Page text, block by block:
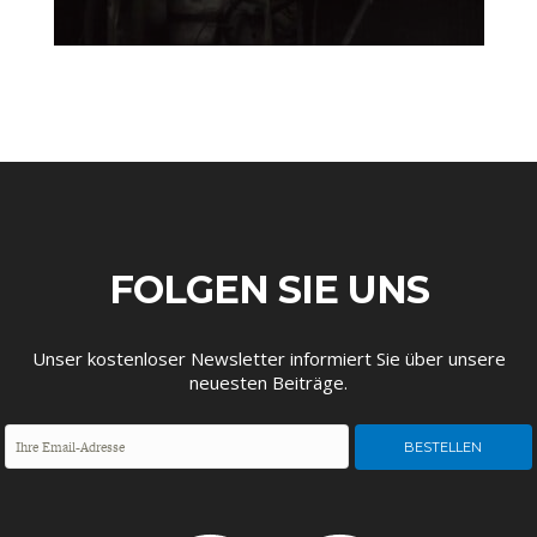
FOLGEN SIE UNS
Unser kostenloser Newsletter informiert Sie über unsere
neuesten Beiträge.